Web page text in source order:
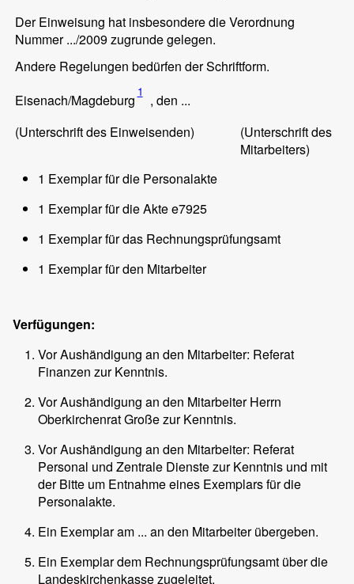
Der Einweisung hat insbesondere die Verordnung
Nummer .../2009 zugrunde gelegen.
Andere Regelungen bedürfen der Schriftform.
Eisenach/Magdeburg 1
, den ...
(Unterschrift des Einweisenden)
(Unterschrift des
Mitarbeiters)
1 Exemplar für die Personalakte
1 Exemplar für die Akte e7925
1 Exemplar für das Rechnungsprüfungsamt
1 Exemplar für den Mitarbeiter
Verfügungen:
Vor Aushändigung an den Mitarbeiter: Referat
Finanzen zur Kenntnis.
Vor Aushändigung an den Mitarbeiter Herrn
Oberkirchenrat Große zur Kenntnis.
Vor Aushändigung an den Mitarbeiter: Referat
Personal und Zentrale Dienste zur Kenntnis und mit
der Bitte um Entnahme eines Exemplars für die
Personalakte.
Ein Exemplar am ... an den Mitarbeiter übergeben.
Ein Exemplar dem Rechnungsprüfungsamt über die
Landeskirchenkasse zugeleitet.